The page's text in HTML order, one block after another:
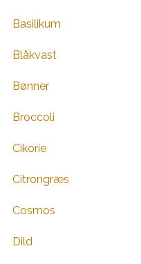
Basilikum
Blåkvast
Bønner
Broccoli
Cikorie
Citrongræs
Cosmos
Dild